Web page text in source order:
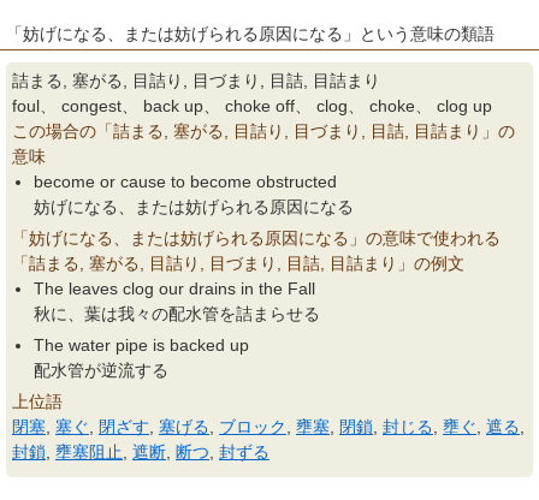
「妨げになる、または妨げられる原因になる」という意味の類語
詰まる, 塞がる, 目詰り, 目づまり, 目詰, 目詰まり
foul、 congest、 back up、 choke off、 clog、 choke、 clog up
この場合の「詰まる, 塞がる, 目詰り, 目づまり, 目詰, 目詰まり」の
意味
become or cause to become obstructed
妨げになる、または妨げられる原因になる
「妨げになる、または妨げられる原因になる」の意味で使われる
「詰まる, 塞がる, 目詰り, 目づまり, 目詰, 目詰まり」の例文
The leaves clog our drains in the Fall
秋に、葉は我々の配水管を詰まらせる
The water pipe is backed up
配水管が逆流する
上位語
閉塞 塞ぐ 閉ざす 塞げる ブロック 壅塞 閉鎖 封じる 壅ぐ 遮る
封鎖 壅塞阻止 遮断 断つ 封ずる